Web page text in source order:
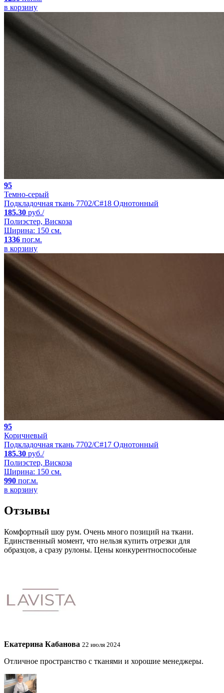
в корзину
95
Темно-серый
Подкладочная ткань 7702/C#18 Однотонный
185.30 руб./
Полиэстер, Вискоза
Ширина: 150 см.
1336 пог.м.
в корзину
95
Коричневый
Подкладочная ткань 7702/C#17 Однотонный
185.30 руб./
Полиэстер, Вискоза
Ширина: 150 см.
990 пог.м.
в корзину
Отзывы
Комфортный шоу рум. Очень много позиций на ткани.
Единственный момент, что нельзя купить отрезки для
образцов, а сразу рулоны. Цены конкурентноспособные
Екатерина Кабанова 22 июля 2024
Отличное пространство с тканями и хорошие менеджеры.